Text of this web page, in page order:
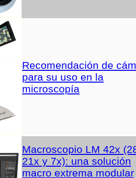
Recomendación de
para su uso en la
microscopía
Macroscopio LM 42x
21x y 7x): una solución
macro extrema modular